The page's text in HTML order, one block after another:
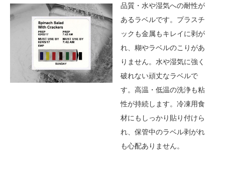
品質・水や湿気への耐性が
あるラベルです。プラスチ
ックも金属もキレイに剥が
れ、糊やラベルのこりがあ
りません。水や湿気に強く
破れない頑丈なラベルで
す。高温・低温の洗浄も粘
性が持続します。冷凍用食
材にもしっかり貼り付けら
れ、保管中のラベル剥がれ
も心配ありません。